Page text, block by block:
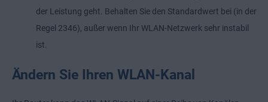
der Leistung geht. Behalten Sie den Standardwert bei (in der
Regel 2346), außer wenn Ihr WLAN-Netzwerk sehr instabil
ist.
Ändern Sie Ihren WLAN-Kanal